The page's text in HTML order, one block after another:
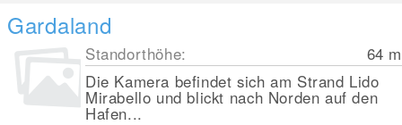
Gardaland
Standorthöhe: 64 m
Die Kamera befindet sich am Strand Lido
Mirabello und blickt nach Norden auf den
Hafen...